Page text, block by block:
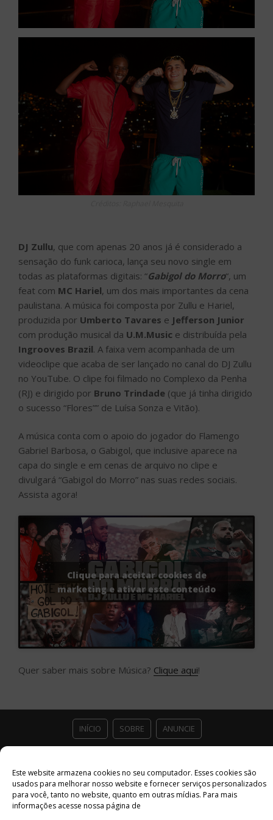
Este website armazena cookies no seu computador. Esses cookies são
usados ​​para melhorar nosso website e fornecer serviços personalizados
para você, tanto no website, quanto em outras mídias. Para mais
informações acesse nossa página de
DJ Zullu, que com apenas 20 anos já é considerado a
sensação do funk carioca, lança seu novo single em
todas as plataformas digitais: “Gabigol do Morro“, um
feat com MC Hariel, um dos mais importantes da cena
paulistana. A música foi composta por Zullu e Hariel,
produzida por Umberto Tavares e Jefferson Junior
com produção musical da U.M.Music e distribuída pela
Ingrooves Brazil. A faixa vem acompanhada de um
videoclipe que acaba de ser lançado no canal do DJ Zullu
no YouTube. O clipe foi filmado no Complexo da Penha
(RJ) e dirigido por Bruno Trindade (que já tinha dirigido
o sucesso “Flores”” de Luísa Sonza e Vitão).
A música conta com o apoio do jogador do Flamengo
Gabriel Barbosa, o Gabigol, que inclusive aparece na
capa do single e em cenas de arquivo no clipe e
divulgará “Gabigol do Morro” nas suas redes sociais.
Assista agora!
Clique para aceitar cookies de
marketing e ativar este conteúdo
Quer saber mais sobre Música? Clique aqui!
INÍCIO SOBRE ANUNCIE
CONTATO POLÍTICA DE PRIVACIDADE
FacebookTwitter